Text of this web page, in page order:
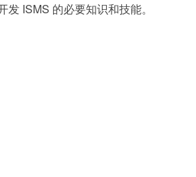
ISMS 的必要知识和技能。